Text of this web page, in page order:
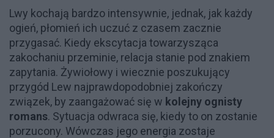
Lwy kochają bardzo intensywnie, jednak, jak każdy
ogień, płomień ich uczuć z czasem zacznie
przygasać. Kiedy ekscytacja towarzysząca
zakochaniu przeminie, relacja stanie pod znakiem
zapytania. Żywiołowy i wiecznie poszukujący
przygód Lew najprawdopodobniej zakończy
związek, by zaangażować się w kolejny ognisty
romans. Sytuacja odwraca się, kiedy to on zostanie
porzucony. Wówczas jego energia zostaje